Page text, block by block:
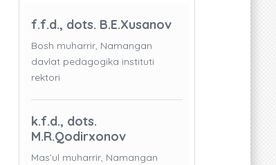
f.f.d., dots. B.E.Xusanov
Bosh muharrir, Namangan
davlat pedagogika instituti
rektori
k.f.d., dots.
M.R.Qodirxonov
Mas’ul muharrir, Namangan